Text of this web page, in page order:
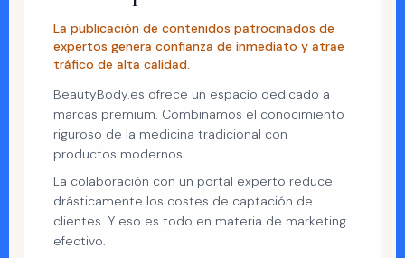
La publicación de contenidos patrocinados de
expertos genera confianza de inmediato y atrae
tráfico de alta calidad.
BeautyBody.es ofrece un espacio dedicado a
marcas premium. Combinamos el conocimiento
riguroso de la medicina tradicional con
productos modernos.
La colaboración con un portal experto reduce
drásticamente los costes de captación de
clientes. Y eso es todo en materia de marketing
efectivo.